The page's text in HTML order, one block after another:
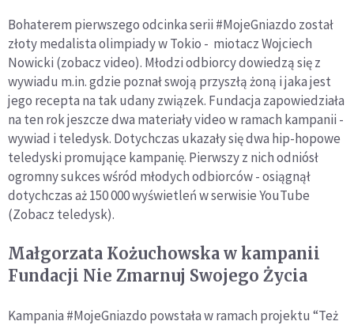
Bohaterem pierwszego odcinka serii #MojeGniazdo został
złoty medalista olimpiady w Tokio - miotacz Wojciech
Nowicki (zobacz video). Młodzi odbiorcy dowiedzą się z
wywiadu m.in. gdzie poznał swoją przyszłą żoną i jaka jest
jego recepta na tak udany związek. Fundacja zapowiedziała
na ten rok jeszcze dwa materiały video w ramach kampanii -
wywiad i teledysk. Dotychczas ukazały się dwa hip-hopowe
teledyski promujące kampanię. Pierwszy z nich odniósł
ogromny sukces wśród młodych odbiorców - osiągnął
dotychczas aż 150 000 wyświetleń w serwisie YouTube
(Zobacz teledysk).
Małgorzata Kożuchowska w kampanii
Fundacji Nie Zmarnuj Swojego Życia
Kampania #MojeGniazdo powstała w ramach projektu “Też